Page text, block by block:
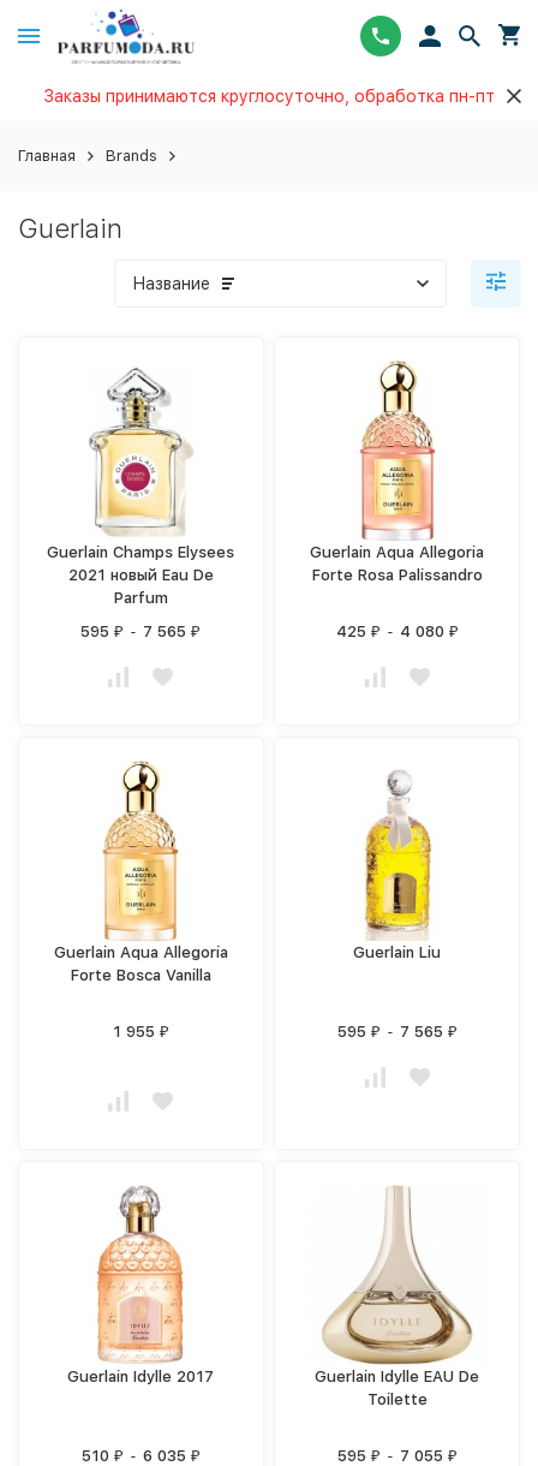
Заказы принимаются круглосуточно, обработка пн-пт
Главная Brands
Guerlain
Название
Guerlain Champs Elysees
2021 новый Eau De
Parfum
595₽ - 7 565₽
Guerlain Aqua Allegoria
Forte Rosa Palissandro
425 ₽ - 4 080 ₽
Guerlain Aqua Allegoria
Forte Bosca Vanilla
1 955 ₽
Guerlain Liu
595 ₽ - 7 565 ₽
Guerlain Idylle 2017
510 ₽ - 6 035 ₽
Guerlain Idylle EAU De
Toilette
595 ₽ - 7 055 ₽